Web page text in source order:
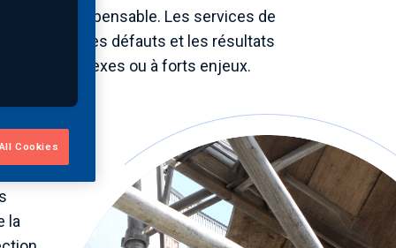
indispensable. Les services de
des défauts et les résultats
complexes ou à forts enjeux.
la
Cookies